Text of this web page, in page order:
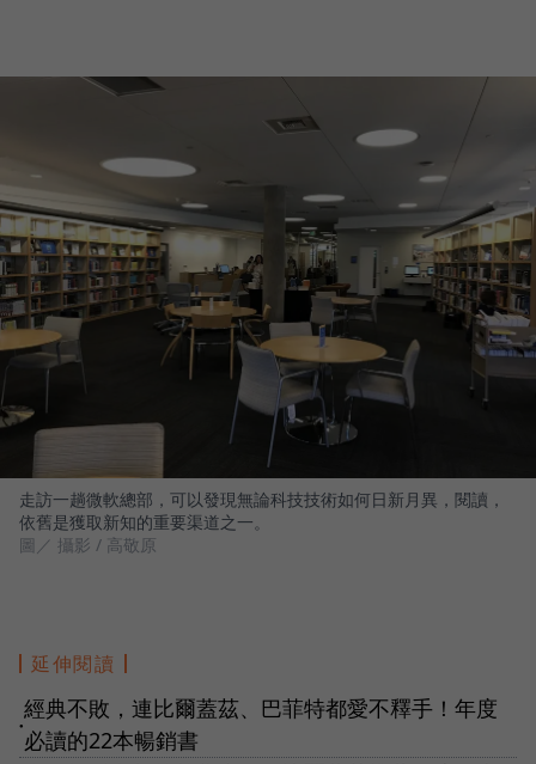
走訪一趟微軟總部，可以發現無論科技技術如何日新月異，閱讀，
依舊是獲取新知的重要渠道之一。
圖／ 攝影 / 高敬原
延伸閱讀
●
經典不敗，連比爾蓋茲、巴菲特都愛不釋手！年度
必讀的22本暢銷書